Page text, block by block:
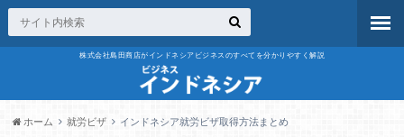
株式会社島田商店がインドネシアビジネスのすべてを分かりやすく解説
ホーム 就労ビザ インドネシア就労ビザ取得方法まとめ